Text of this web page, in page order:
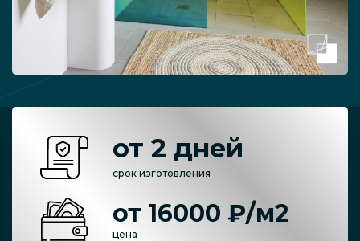
от 2 дней
срок изготовления
от 16000 ₽/м2
цена